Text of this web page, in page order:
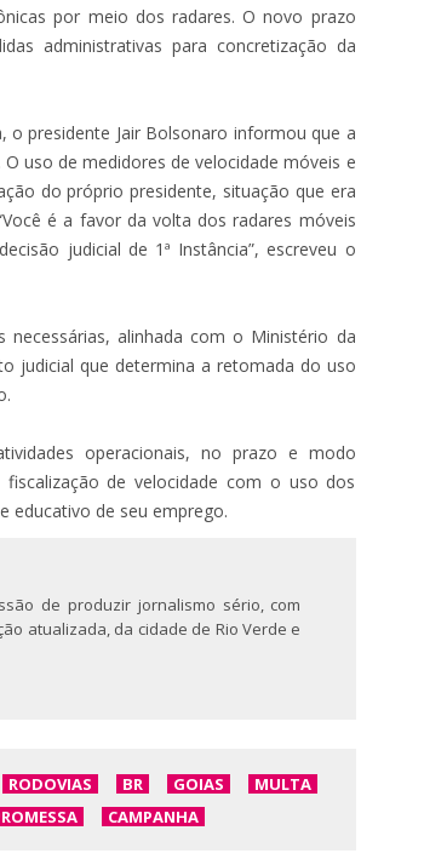
por meio dos radares. O novo prazo
administrativas para concretização da
o presidente Jair Bolsonaro informou que a
uso de medidores de velocidade móveis e
do próprio presidente, situação que era
é a favor da volta dos radares móveis
judicial de 1ª Instância”, escreveu o
alinhada com o Ministério da
judicial que determina a retomada do uso
operacionais, no prazo e modo
de velocidade com o uso dos
educativo de seu emprego.
de produzir jornalismo sério, com
atualizada, da cidade de Rio Verde e
RODOVIAS BR GOIAS
MULTA
CAMPANHA